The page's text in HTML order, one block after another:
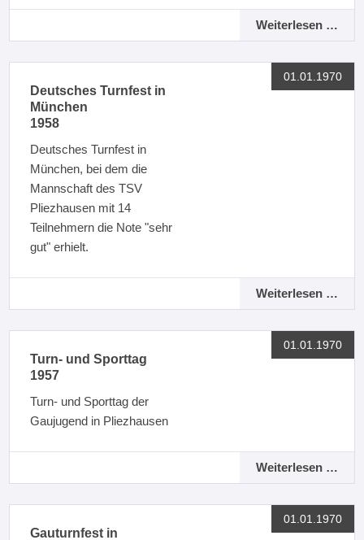
Weiterlesen …
01.01.1970
Deutsches Turnfest in
München
1958
Deutsches Turnfest in
München, bei dem die
Mannschaft des TSV
Pliezhausen mit 14
Teilnehmern die Note "sehr
gut" erhielt.
Weiterlesen …
01.01.1970
Turn- und Sporttag
1957
Turn- und Sporttag der
Gaujugend in Pliezhausen
Weiterlesen …
01.01.1970
Gauturnfest in